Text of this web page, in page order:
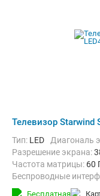
Телевизор Starwind
Тип: LED Диагональ
Разрешение экрана:
Частота матрицы: 60
Беспроводные
Бесплатная